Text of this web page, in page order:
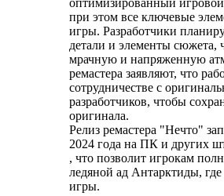
оптимизированный игровой
при этом все ключевые
игры. Разработчики
детали и элементы сюжета,
мрачную и напряженную
ремастера заявляют, что
сотрудничестве с
разработчиков, чтобы
оригинала.
Релиз ремастера "Нечто"
2024 года на ПК и других
, что позволит игрокам
ледяной ад Антарктиды,
игры.